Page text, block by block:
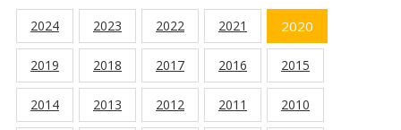
2024 2023 2022 2021 2020
2019 2018 2017 2016 2015
2014 2013 2012 2011 2010